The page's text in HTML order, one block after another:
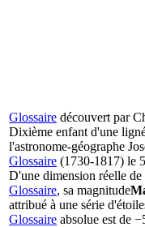
Glossaire découvert par
Dixième enfant d'une
l'astronome-géographe
Glossaire (1730-1817) le
D'une dimension réelle de
Glossaire, sa magnitude
attribué à une série
Glossaire absolue est de